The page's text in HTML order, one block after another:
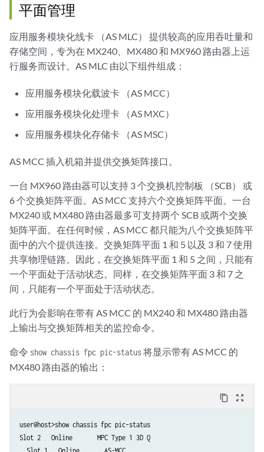
平面管理
应用服务模块化线卡 （AS MLC） 提供较高的应用吞吐量和
存储空间，专为在 MX240、MX480 和 MX960 路由器上运
行服务而设计。AS MLC 由以下组件组成：
应用服务模块化载波卡 （AS MCC）
应用服务模块化处理卡 （AS MXC）
应用服务模块化存储卡 （AS MSC）
AS MCC 插入机箱并提供交换矩阵接口。
一台 MX960 路由器可以支持 3 个交换机控制板 （SCB） 或
6 个交换矩阵平面。AS MCC 支持六个交换矩阵平面。一台
MX240 或 MX480 路由器最多可支持两个 SCB 或两个交换
矩阵平面。在任何时候，AS MCC 都只能为八个交换矩阵平
面中的六个提供连接。交换矩阵平面 1 和 5 以及 3 和 7 使用
共享物理链路。因此，在交换矩阵平面 1 和 5 之间，只能有
一个平面处于活动状态。同样，在交换矩阵平面 3 和 7 之
间，只能有一个平面处于活动状态。
此行为会影响在带有 AS MCC 的 MX240 和 MX480 路由器
上输出与交换矩阵相关的监控命令。
命令 show chassis fpc pic-status将显示带有 AS MCC 的
MX480 路由器的输出：
content_copy zoom_out_map
user@host>show chassis fpc pic-status
Slot 2   Online       MPC Type 1 3D Q